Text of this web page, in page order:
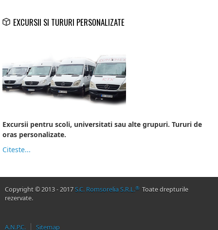
EXCURSII SI TURURI PERSONALIZATE
Excursii pentru scoli, universitati sau alte grupuri. Tururi de
oras personalizate.
Citeste...
Copyright © 2013 - 2017S.C. Romsorelia S.R.L.® Toate drepturile
rezervate.
A.N.P.C. Sitemap